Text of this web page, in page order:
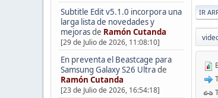
Subtitle Edit v5.1.0 incorpora una
larga lista de novedades y
mejorasde Ramón Cutanda
[29 de Julio de 2026, 11:08:10]
En preventa el Beastcage para
Samsung Galaxy S26 Ultrade
Ramón Cutanda
[23 de Julio de 2026, 16:54:18]
IR